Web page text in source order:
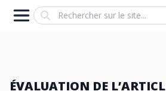
Search
ÉVALUATION DE